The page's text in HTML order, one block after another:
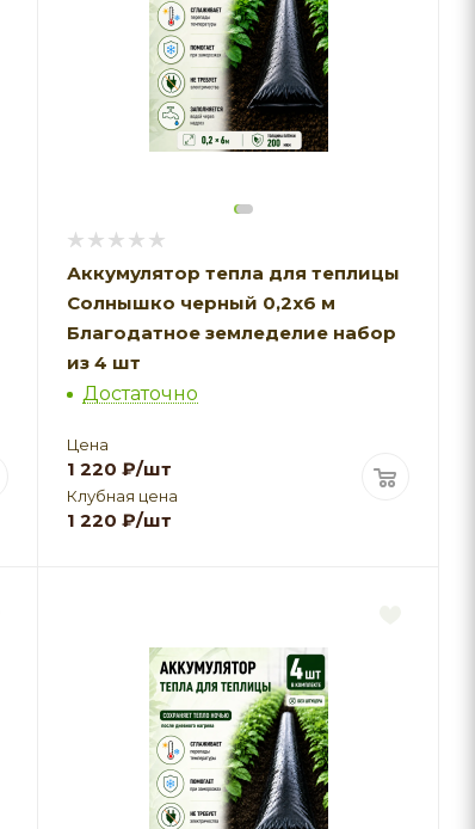
Аккумулятор тепла для теплицы
Солнышко черный 0,2х6 м
Благодатное земледелие набор
из 4 шт
Достаточно
Цена
1 220 ₽/шт
Клубная цена
1 220 ₽/шт